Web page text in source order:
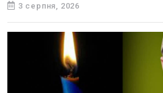
3 серпня, 2026